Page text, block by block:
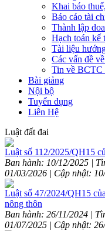
Khai báo
Báo cáo tài
Thành lập
Hạch toán kế
Tài liệu
Các vấn đề
Tin về BCTC
Bài giảng
Nội bộ
Tuyển dụng
Liên Hệ
Luật đất đai
Luật số 112/2025/QH15
Ban hành: 10/12/2025 |
01/03/2026 | Cập nhật:
Luật số 47/2024/QH15
nông thôn
Ban hành: 26/11/2024 |
01/07/2025 | Cập nhật: